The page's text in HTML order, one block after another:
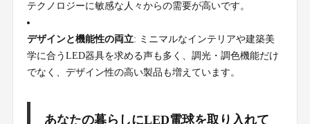
テクノロジーに敏感な人々からの需要が高いです。
デザインと機能性の両立: ミニマルなインテリアや建築美
学に合うLED器具を求める声も多く、調光・調色機能だけ
でなく、デザイン性の高い製品も増えています。
あなたの暮らしにLED電球を取り入れて